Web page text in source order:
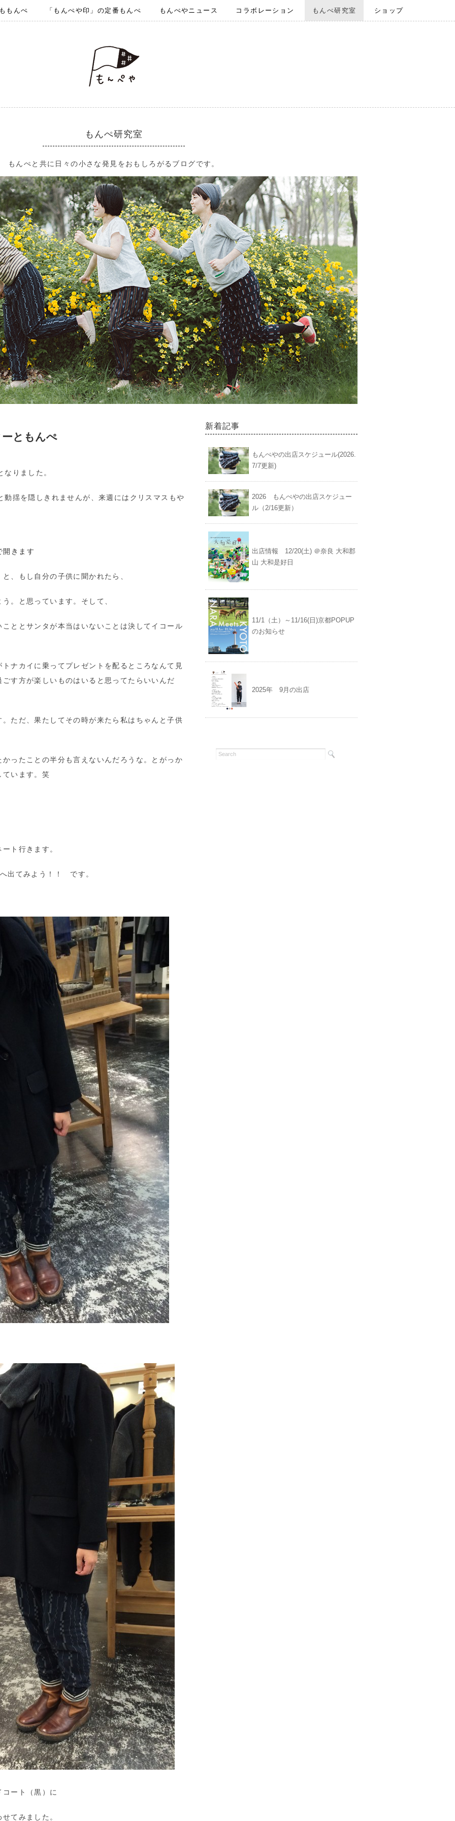
もんぺ 「もんぺや印」の定番もんぺ もんぺやニュース コラボレーション もんぺ研究室 ショップ
もんぺ研究室
もんぺと共に日々の小さな発見をおもしろがるブログです。
ともんぺ
りました。
揺を隠しきれませんが、来週にはクリスマスもや
、もし自分の子供に聞かれたら、
。と思っています。そして、
ととサンタが本当はいないことは決してイコール
ナカイに乗ってプレゼントを配るところなんて見
す方が楽しいものはいると思ってたらいいんだ
ただ、果たしてその時が来たら私はちゃんと子供
ったことの半分も言えないんだろうな。とがっか
ています。笑
ト行きます。
出てみよう！！ です。
ート（黒）に
せてみました。
新着記事
もんぺやの出店スケジュール(2026.
7/7更新)
2026 もんぺやの出店スケジュー
ル（2/16更新）
出店情報 12/20(土) ＠奈良 大和郡
山 大和是好日
11/1（土）～11/16(日)京都POPUP
のお知らせ
2025年 9月の出店